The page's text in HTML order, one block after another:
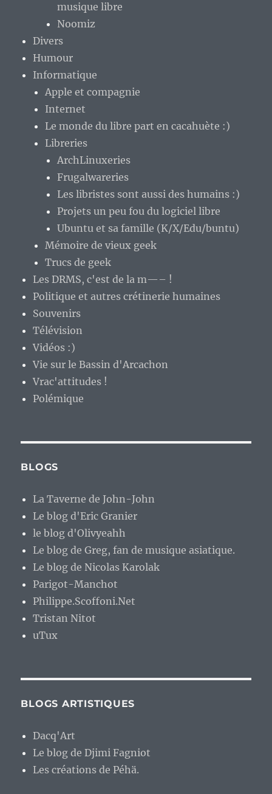
musique libre
Noomiz
Divers
Humour
Informatique
Apple et compagnie
Internet
Le monde du libre part en cacahuète :)
Libreries
ArchLinuxeries
Frugalwareries
Les libristes sont aussi des humains :)
Projets un peu fou du logiciel libre
Ubuntu et sa famille (K/X/Edu/buntu)
Mémoire de vieux geek
Trucs de geek
Les DRMS, c'est de la m—– !
Politique et autres crétinerie humaines
Souvenirs
Télévision
Vidéos :)
Vie sur le Bassin d'Arcachon
Vrac'attitudes !
Polémique
BLOGS
La Taverne de John-John
Le blog d'Eric Granier
le blog d'Olivyeahh
Le blog de Greg, fan de musique asiatique.
Le blog de Nicolas Karolak
Parigot-Manchot
Philippe.Scoffoni.Net
Tristan Nitot
uTux
BLOGS ARTISTIQUES
Dacq'Art
Le blog de Djimi Fagniot
Les créations de Péhä.